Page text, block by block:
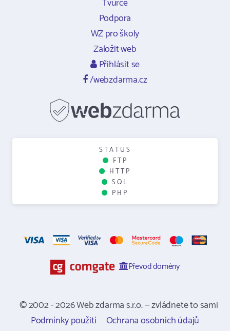
Tvůrce
Podpora
WZ pro školy
Založit web
Přihlásit se
/webzdarma.cz
STATUS
FTP
HTTP
SQL
PHP
Převod domény
© 2002 - 2026 Web zdarma s.r.o. — zvládnete to sami
Podmínky použití
Ochrana osobních údajů